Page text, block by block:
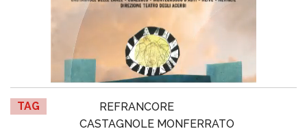
TAG
REFRANCORE
CASTAGNOLE MONFERRATO